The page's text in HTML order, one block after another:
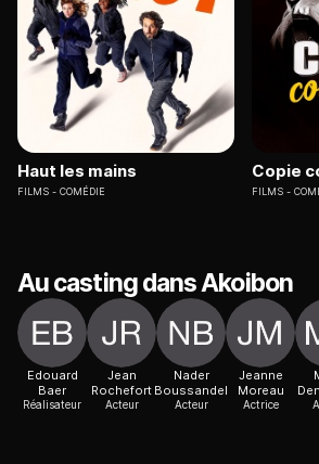
Haut les mains
FILMS COMÉDIE
Copie
FILMS
Au casting dans Akoibon
Edouard
Baer
Réalisateur
Jean
Rochefort
Acteur
Nader
Boussandel
Acteur
Jeanne
Moreau
Actrice